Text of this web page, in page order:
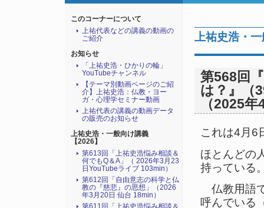
上祐史浩・
第568回
は？』（
（2025
これは4月6
ほとんどの
持っている
仏教用語
呼んでいる
このコーナーについて
上祐代表などの講義の動画の
ご紹介
お知らせ
「上祐史浩・ひかりの輪」
YouTubeチャンネル
【テーマ別動画ページのご紹
介】上祐史浩：仏教・ヨー
ガ・心理学セミナー動画
上祐代表の講義の動画データ
の販売のお知らせ
上祐史浩・一般向け講義
【2026】
第613回「上祐史浩悩み相談＆
何でもQ＆A」（ 2026年3月23
日YouTubeライブ 103min）
第612回「自由意志の科学と仏
教の『慈悲』の思想」（2026
年3月20日 仙台 18min）